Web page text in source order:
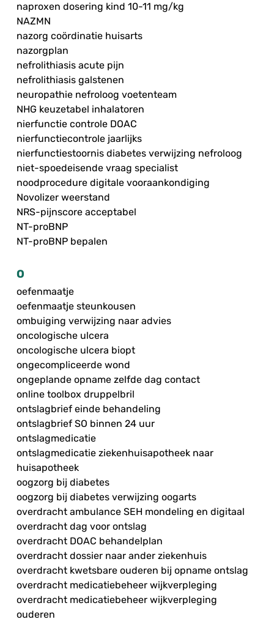
naproxen dosering kind 10-11 mg/kg
NAZMN
nazorg coördinatie huisarts
nazorgplan
nefrolithiasis acute pijn
nefrolithiasis galstenen
neuropathie nefroloog voetenteam
NHG keuzetabel inhalatoren
nierfunctie controle DOAC
nierfunctiecontrole jaarlijks
nierfunctiestoornis diabetes verwijzing nefroloog
niet-spoedeisende vraag specialist
noodprocedure digitale vooraankondiging
Novolizer weerstand
NRS-pijnscore acceptabel
NT-proBNP
NT-proBNP bepalen
O
oefenmaatje
oefenmaatje steunkousen
ombuiging verwijzing naar advies
oncologische ulcera
oncologische ulcera biopt
ongecompliceerde wond
ongeplande opname zelfde dag contact
online toolbox druppelbril
ontslagbrief einde behandeling
ontslagbrief SO binnen 24 uur
ontslagmedicatie
ontslagmedicatie ziekenhuisapotheek naar
huisapotheek
oogzorg bij diabetes
oogzorg bij diabetes verwijzing oogarts
overdracht ambulance SEH mondeling en digitaal
overdracht dag voor ontslag
overdracht DOAC behandelplan
overdracht dossier naar ander ziekenhuis
overdracht kwetsbare ouderen bij opname ontslag
overdracht medicatiebeheer wijkverpleging
overdracht medicatiebeheer wijkverpleging
ouderen